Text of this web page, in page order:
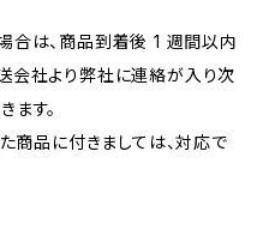
合は、商品到着後 1 週間以内
会社より弊社に連絡が入り次
ます。
商品に付きましては、対応で